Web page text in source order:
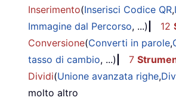
Inserimento(Inserisci Codice QR,
Immagine dal Percorso, ...) 12
Conversione(Converti in parole,
tasso di cambio, ...) 7
Dividi(Unione avanzata righe,
molto altro